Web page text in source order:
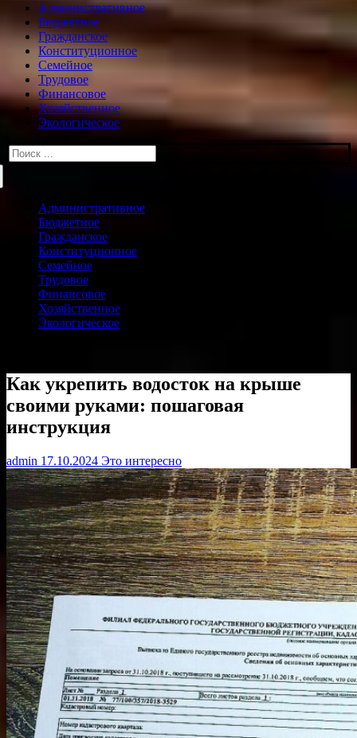
Административное
Бюджетное
Гражданское
Конституционное
Семейное
Трудовое
Финансовое
Хозяйственное
Экологическое
Искать:
Административное
Бюджетное
Гражданское
Конституционное
Семейное
Трудовое
Финансовое
Хозяйственное
Экологическое
Как укрепить водосток на крыше
своими руками: пошаговая
инструкция
admin 17.10.2024 Это интересно